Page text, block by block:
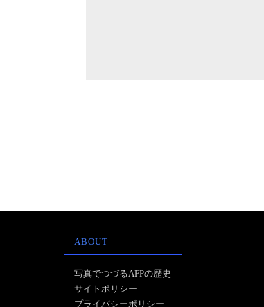
ABOUT
写真でつづるAFPの歴史
サイトポリシー
プライバシーポリシー